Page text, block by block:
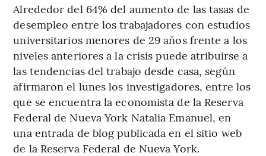
Alrededor del 64% del aumento de las tasas de
desempleo entre los trabajadores con estudios
universitarios menores de 29 años frente a los
niveles anteriores a la crisis puede atribuirse a
las tendencias del trabajo desde casa, según
afirmaron el lunes los investigadores, entre los
que se encuentra la economista de la Reserva
Federal de Nueva York Natalia Emanuel, en
una entrada de blog publicada en el sitio web
de la Reserva Federal de Nueva York.